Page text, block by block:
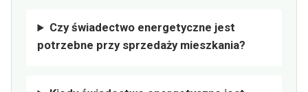
Czy świadectwo energetyczne jest
potrzebne przy sprzedaży mieszkania?